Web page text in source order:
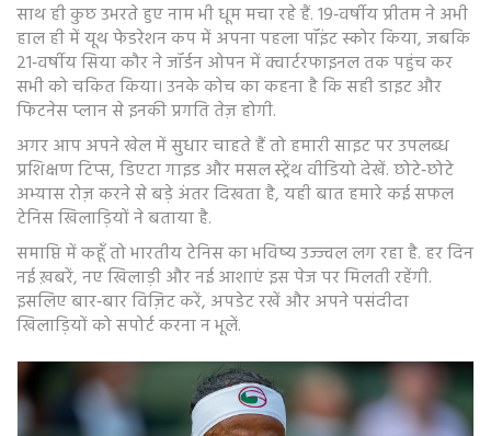
साथ ही कुछ उभरते हुए नाम भी धूम मचा रहे हैं. 19‑वर्षीय प्रीतम ने अभी
हाल ही में यूथ फेडरेशन कप में अपना पहला पॉइंट स्कोर किया, जबकि
21‑वर्षीय सिया कौर ने जॉर्डन ओपन में क्वार्टरफाइनल तक पहुंच कर
सभी को चकित किया। उनके कोच का कहना है कि सही डाइट और
फिटनेस प्लान से इनकी प्रगति तेज़ होगी.
अगर आप अपने खेल में सुधार चाहते हैं तो हमारी साइट पर उपलब्ध
प्रशिक्षण टिप्स, डिएटा गाइड और मसल स्ट्रेंथ वीडियो देखें. छोटे‑छोटे
अभ्यास रोज़ करने से बड़े अंतर दिखता है, यही बात हमारे कई सफल
टेनिस खिलाड़ियों ने बताया है.
समाप्ति में कहूँ तो भारतीय टेनिस का भविष्य उज्ज्वल लग रहा है. हर दिन
नई ख़बरें, नए खिलाड़ी और नई आशाएं इस पेज पर मिलती रहेंगी.
इसलिए बार‑बार विज़िट करें, अपडेट रखें और अपने पसंदीदा
खिलाड़ियों को सपोर्ट करना न भूलें.